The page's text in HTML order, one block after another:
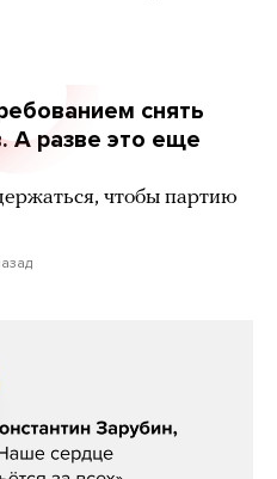
снять
А разве это еще
чтобы партию